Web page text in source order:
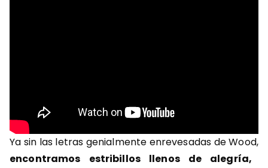
Ya sin las letras genialmente enrevesadas de Wood,
encontramos estribillos llenos de alegría,